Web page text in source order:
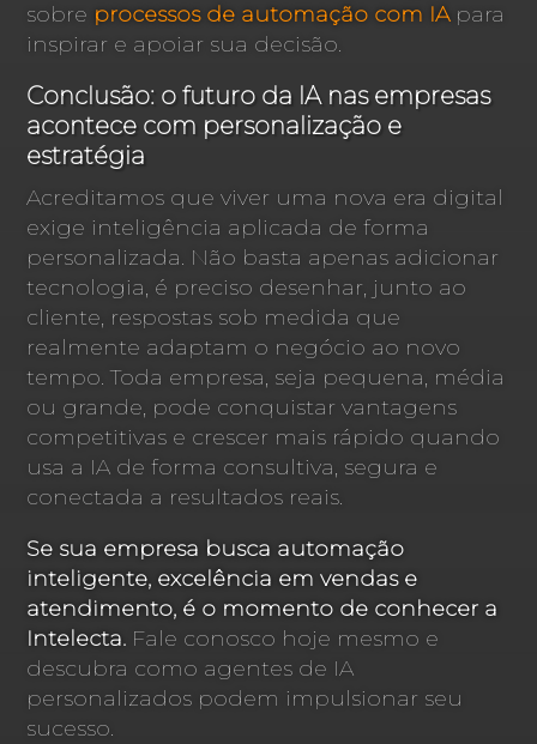
sobre processos de automação com IApara
inspirar e apoiar sua decisão.
Conclusão: o futuro da IA nas empresas
acontece com personalização e
estratégia
Acreditamos que viver uma nova era digital
exige inteligência aplicada de forma
personalizada. Não basta apenas adicionar
tecnologia, é preciso desenhar, junto ao
cliente, respostas sob medida que
realmente adaptam o negócio ao novo
tempo. Toda empresa, seja pequena, média
ou grande, pode conquistar vantagens
competitivas e crescer mais rápido quando
usa a IA de forma consultiva, segura e
conectada a resultados reais.
Se sua empresa busca automação
inteligente, excelência em vendas e
atendimento, é o momento de conhecer a
Intelecta. Fale conosco hoje mesmo e
descubra como agentes de IA
personalizados podem impulsionar seu
sucesso.